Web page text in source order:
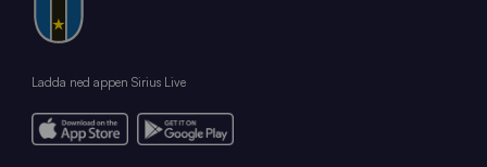
Ladda ned appen Sirius Live